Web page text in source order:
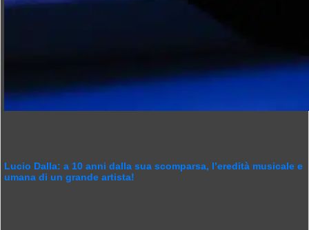
Lucio Dalla: a 10 anni dalla sua scomparsa, l’eredità musicale e
umana di un grande artista!